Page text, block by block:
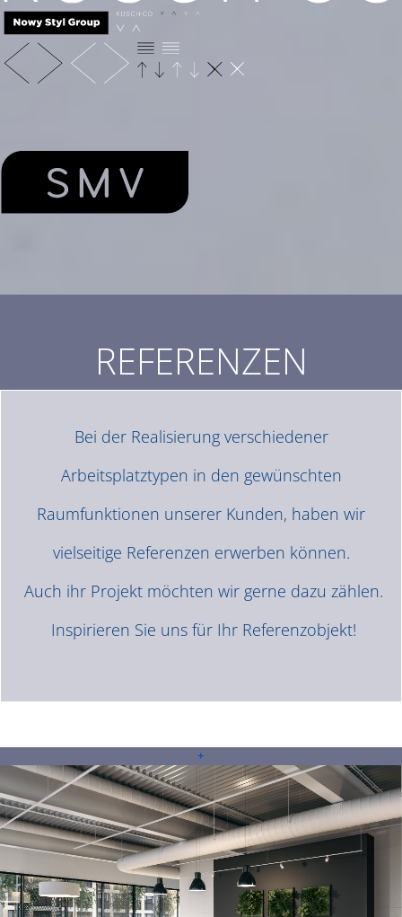
REFERENZEN
Bei der Realisierung verschiedener
Arbeitsplatztypen in den gewünschten
Raumfunktionen unserer Kunden, haben wir
vielseitige Referenzen erwerben können.
Auch ihr Projekt möchten wir gerne dazu zählen.
Inspirieren Sie uns für Ihr Referenzobjekt!
+